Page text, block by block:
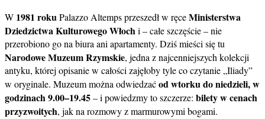
W 1981 rokuPalazzo Altemps przeszedł w ręceMinisterstwa
Dziedzictwa Kulturowego Włochi – całe szczęście – nie
przerobiono go na biura ani apartamenty. Dziś mieści się tu
Narodowe Muzeum Rzymskie, jedna z najcenniejszych kolekcji
antyku, której opisanie w całości zajęłoby tyle co czytanie „Iliady”
w oryginale. Muzeum można odwiedzaćod wtorku do niedzieli, w
godzinach 9.00–19.45– i powiedzmy to szczerze: bilety w cenach
przyzwoitych, jak na rozmowy z marmurowymi bogami.